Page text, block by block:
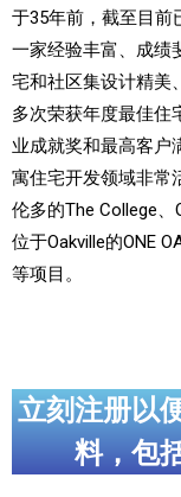
于35年前，截至目前
一家经验丰富、成绩
宅和社区集设计精美
多次荣获年度最佳住
业成就奖和最高客户
寓住宅开发领域非常
伦多的The College、
位于Oakville的ONE
等项目。
立刻注册以
料，包